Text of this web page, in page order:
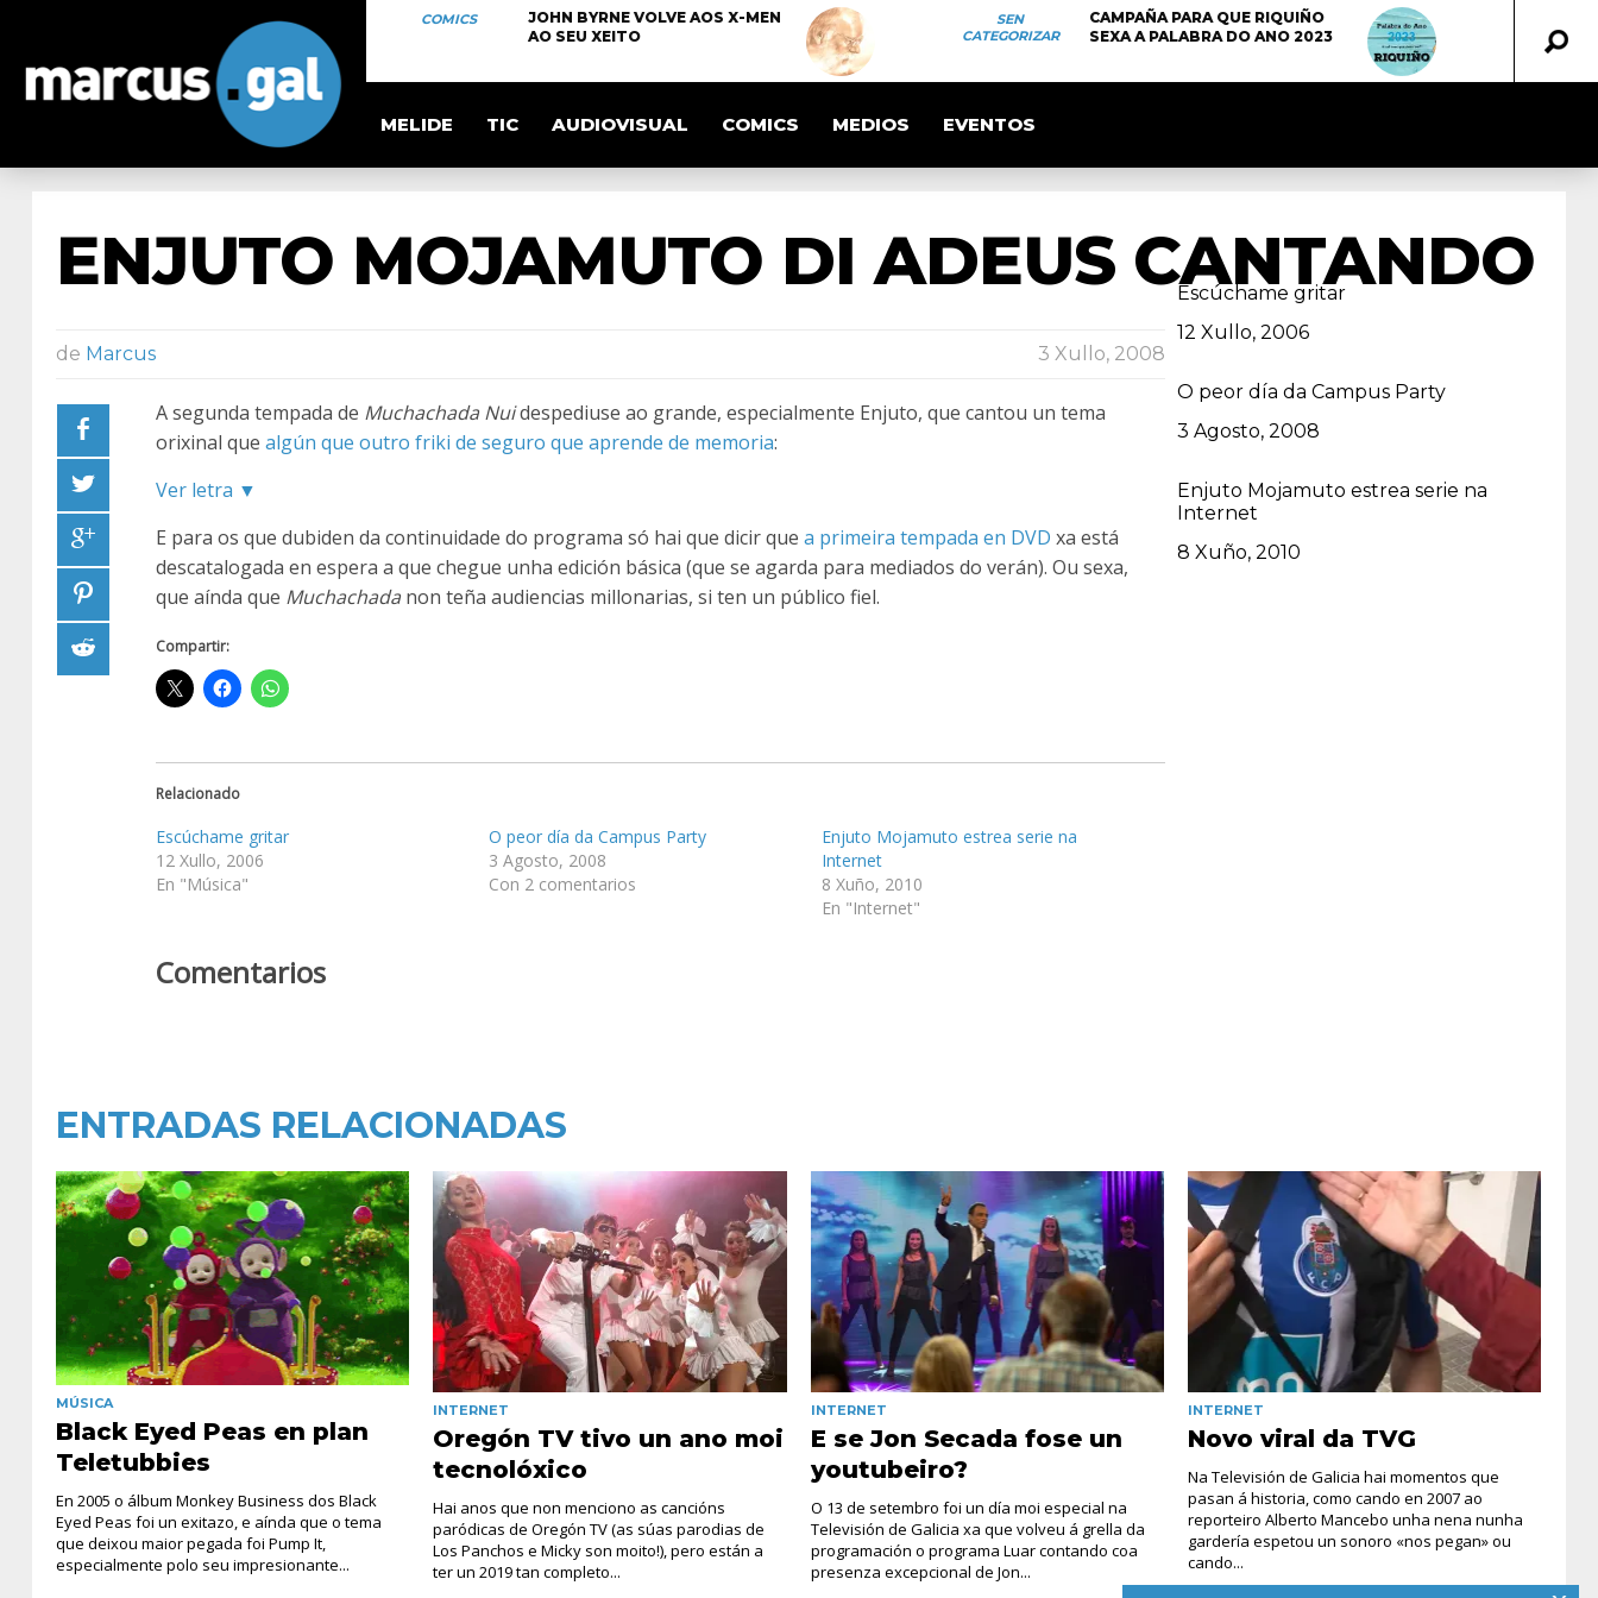
COMICS
JOHN BYRNE VOLVE AOS X-MEN
AO SEU XEITO
SEN
CATEGORIZAR
CAMPAÑA PARA QUE RIQUIÑO
SEXA A PALABRA DO ANO 2023
MELIDE TIC AUDIOVISUAL COMICS MEDIOS EVENTOS
ENJUTO MOJAMUTO DI ADEUS CANTANDO
de Marcus 3 Xullo, 2008
A segunda tempada de Muchachada Nuidespediuse ao grande, especialmente Enjuto, que cantou un tema
orixinal que algún que outro friki de seguro que aprende de memoria:
Ver letra ▼
E para os que dubiden da continuidade do programa só hai que dicir que a primeira tempada en DVD xa está
descatalogada en espera a que chegue unha edición básica (que se agarda para mediados do verán). Ou sexa,
que aínda que Muchachada non teña audiencias millonarias, si ten un público fiel.
Compartir:
Relacionado
Escúchame gritar
12 Xullo, 2006
En "Música"
O peor día da Campus Party
3 Agosto, 2008
Con 2 comentarios
Enjuto Mojamuto estrea serie na
Internet
8 Xuño, 2010
En "Internet"
Comentarios
Escúchame gritar
Data
12 Xullo, 2006
O peor día da Campus Party
Data
3 Agosto, 2008
Enjuto Mojamuto estrea serie na
Internet
Data
8 Xuño, 2010
ENTRADAS RELACIONADAS
MÚSICA
Black Eyed Peas en plan
Teletubbies
En 2005 o álbum Monkey Business dos Black
Eyed Peas foi un exitazo, e aínda que o tema
que deixou maior pegada foi Pump It,
especialmente polo seu impresionante...
INTERNET
Oregón TV tivo un ano moi
tecnolóxico
Hai anos que non menciono as cancións
paródicas de Oregón TV (as súas parodias de
Los Panchos e Micky son moito!), pero están a
ter un 2019 tan completo...
INTERNET
E se Jon Secada fose un
youtubeiro?
O 13 de setembro foi un día moi especial na
Televisión de Galicia xa que volveu á grella da
programación o programa Luar contando coa
presenza excepcional de Jon...
INTERNET
Novo viral da TVG
Na Televisión de Galicia hai momentos que
pasan á historia, como cando en 2007 ao
reporteiro Alberto Mancebo unha nena nunha
gardería espetou un sonoro «nos pegan» ou
cando...